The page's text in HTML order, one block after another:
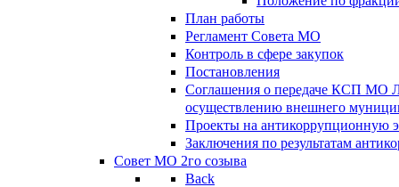
План работы
Регламент Совета МО
Контроль в сфере закупок
Постановления
Соглашения о передаче КСП МО
осуществлению внешнего
Проекты на антикоррупционную
Заключения по результатам
Совет МО 2го созыва
Back